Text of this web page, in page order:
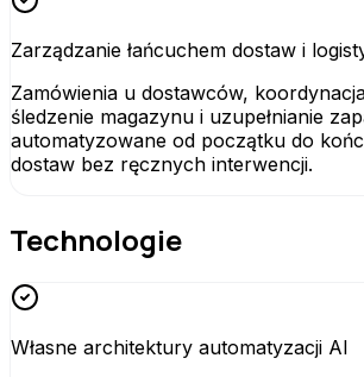
Zarządzanie łańcuchem dostaw i
Zamówienia u dostawców,
śledzenie magazynu i uzupełnianie
automatyzowane od początku do
dostaw bez ręcznych interwencji.
Technologie
Własne architektury automatyzacji AI